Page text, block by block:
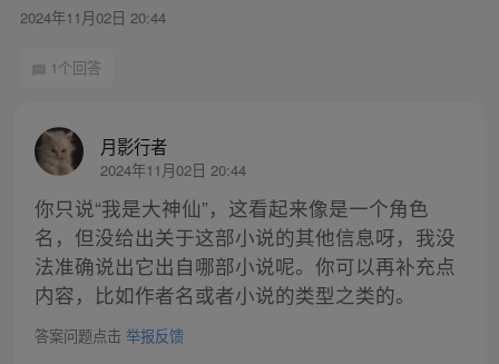
2024年11月02日 20:44
1个回答
月影行者
2024年11月02日 20:44
你只说“我是大神仙”，这看起来像是一个角色
名，但没给出关于这部小说的其他信息呀，我没
法准确说出它出自哪部小说呢。你可以再补充点
内容，比如作者名或者小说的类型之类的。
答案问题点击 举报反馈